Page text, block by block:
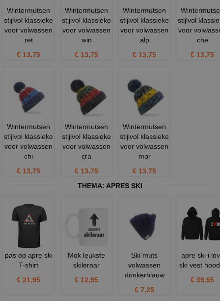
Wintermutsen
stijlvol klassieke
voor volwassen
ret
€ 13,75
Wintermutsen
stijlvol klassieke
voor volwassen
win
€ 13,75
Wintermutsen
stijlvol klassieke
voor volwassen
alp
€ 13,75
stijlvol
voor
che
€ 13,75
Wintermutsen
stijlvol klassieke
voor volwassen
chi
€ 13,75
Wintermutsen
stijlvol klassieke
voor volwassen
cra
€ 13,75
Wintermutsen
stijlvol klassieke
voor volwassen
mor
€ 13,75
THEMA: APRES SKI
pas op apre ski
T-shirt
€ 21,95
Mok leukste
skileraar
€ 12,95
Ski muts
volwassen
donkerblauw
€ 7,25
apre ski i
ski vest
€ 39,95